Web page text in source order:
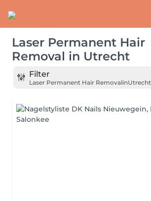
Laser Permanent Hair
Removal in Utrecht
Filter
Laser Permanent Hair RemovalinUtrecht